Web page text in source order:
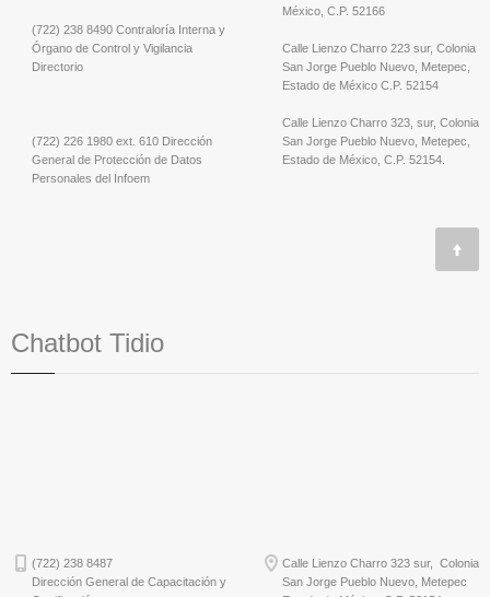
(722) 238 8490 Contraloría Interna y
Órgano de Control y Vigilancia
Directorio
(722) 226 1980 ext. 610 Dirección
General de Protección de Datos
Personales del Infoem
México, C.P. 52166
Calle Lienzo Charro 223 sur, Colonia
San Jorge Pueblo Nuevo, Metepec,
Estado de México C.P. 52154
Calle Lienzo Charro 323, sur, Colonia
San Jorge Pueblo Nuevo, Metepec,
Estado de México, C.P. 52154.
Chatbot Tidio
(722) 238 8487
Dirección General de Capacitación y
Calle Lienzo Charro 323 sur, Colonia
San Jorge Pueblo Nuevo, Metepec